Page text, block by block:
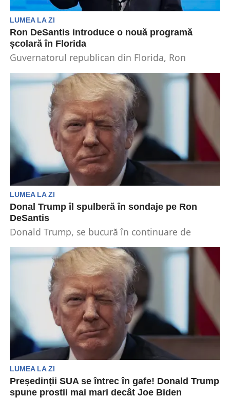
LUMEA LA ZI
Ron DeSantis introduce o nouă programă
școlară în Florida
Guvernatorul republican din Florida, Ron
conservatoare și în învățământul public,...
LUMEA LA ZI
Donal Trump îl spulberă în sondaje pe Ron
DeSantis
Donald Trump, se bucură în continuare de
prezindențiale de anul...
LUMEA LA ZI
Președinții SUA se întrec în gafe! Donald Trump
spune prostii mai mari decât Joe Biden